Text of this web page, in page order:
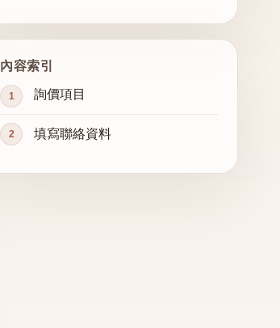
內容索引
詢價項目
填寫聯絡資料